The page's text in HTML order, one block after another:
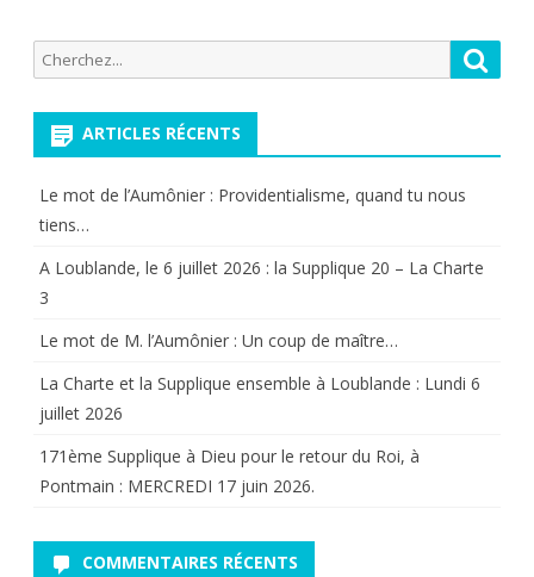
Recherche
pour:
ARTICLES RÉCENTS
Le mot de l’Aumônier : Providentialisme, quand tu nous
tiens…
A Loublande, le 6 juillet 2026 : la Supplique 20 – La Charte
3
Le mot de M. l’Aumônier : Un coup de maître…
La Charte et la Supplique ensemble à Loublande : Lundi 6
juillet 2026
171ème Supplique à Dieu pour le retour du Roi, à
Pontmain : MERCREDI 17 juin 2026.
COMMENTAIRES RÉCENTS